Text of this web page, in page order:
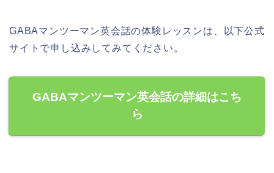
GABAマンツーマン英会話の体験レッスンは、以下公式
サイトで申し込みしてみてください。
GABAマンツーマン英会話の詳細はこち
ら